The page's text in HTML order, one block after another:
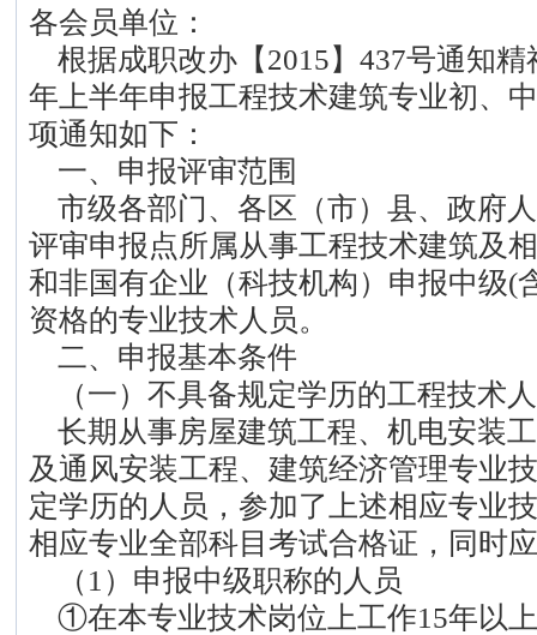
各会员单位：
根据成职改办【2015】437号通知精
年上半年申报工程技术建筑专业初、
项通知如下：
一、申报评审范围
市级各部门、各区（市）县、政府
评审申报点所属从事工程技术建筑及
和非国有企业（科技机构）申报中级(
资格的专业技术人员。
二、申报基本条件
（一）不具备规定学历的工程技术
长期从事房屋建筑工程、机电安装
及通风安装工程、建筑经济管理专业
定学历的人员，参加了上述相应专业
相应专业全部科目考试合格证，同时
（1）申报中级职称的人员
①在本专业技术岗位上工作15年以